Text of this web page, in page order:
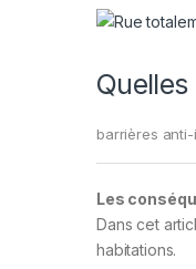
barrières
Les
Dans cet
habitations.